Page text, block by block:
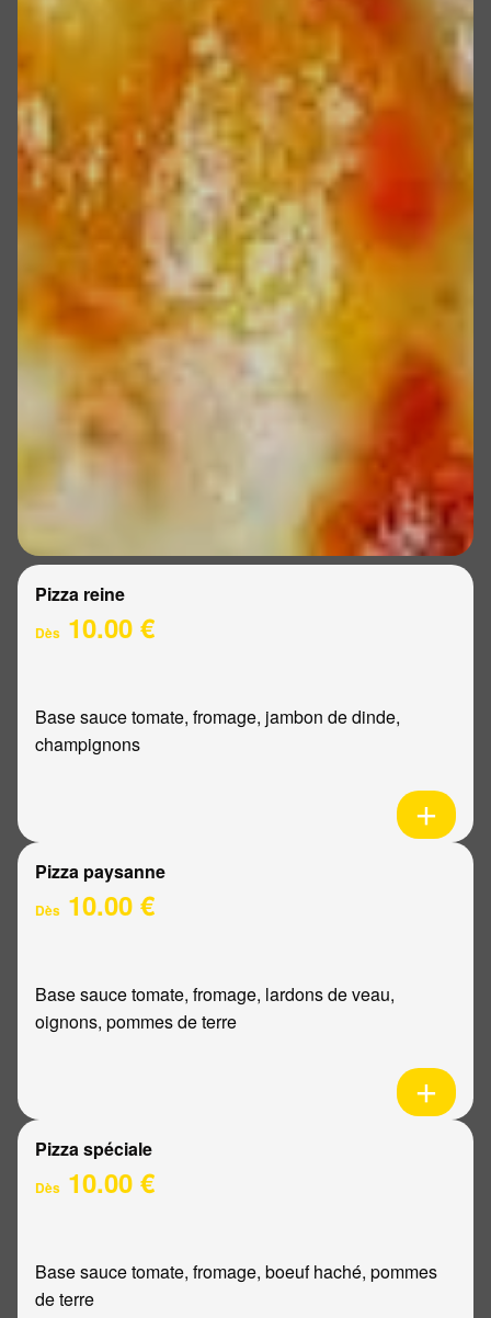
Pizza reine
Dès 10.00 €
Base sauce tomate, fromage, jambon de dinde,
champignons
Pizza paysanne
Dès 10.00 €
Base sauce tomate, fromage, lardons de veau,
oignons, pommes de terre
Pizza spéciale
Dès 10.00 €
Base sauce tomate, fromage, boeuf haché, pommes
de terre